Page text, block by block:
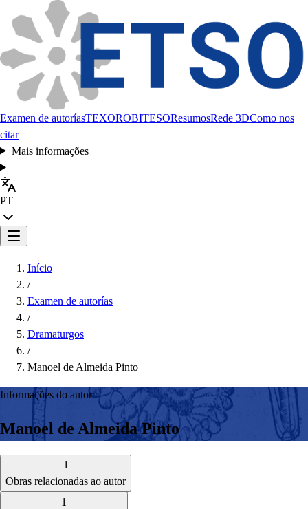
Examen de autoríasTEXOROBITESOResumosRede 3DComo nos
citar
Mais informações
PT
Início
/
Examen de autorías
/
Dramaturgos
/
Manoel de Almeida Pinto
Informações do autor
Manoel de Almeida Pinto
1
Obras relacionadas ao autor
1